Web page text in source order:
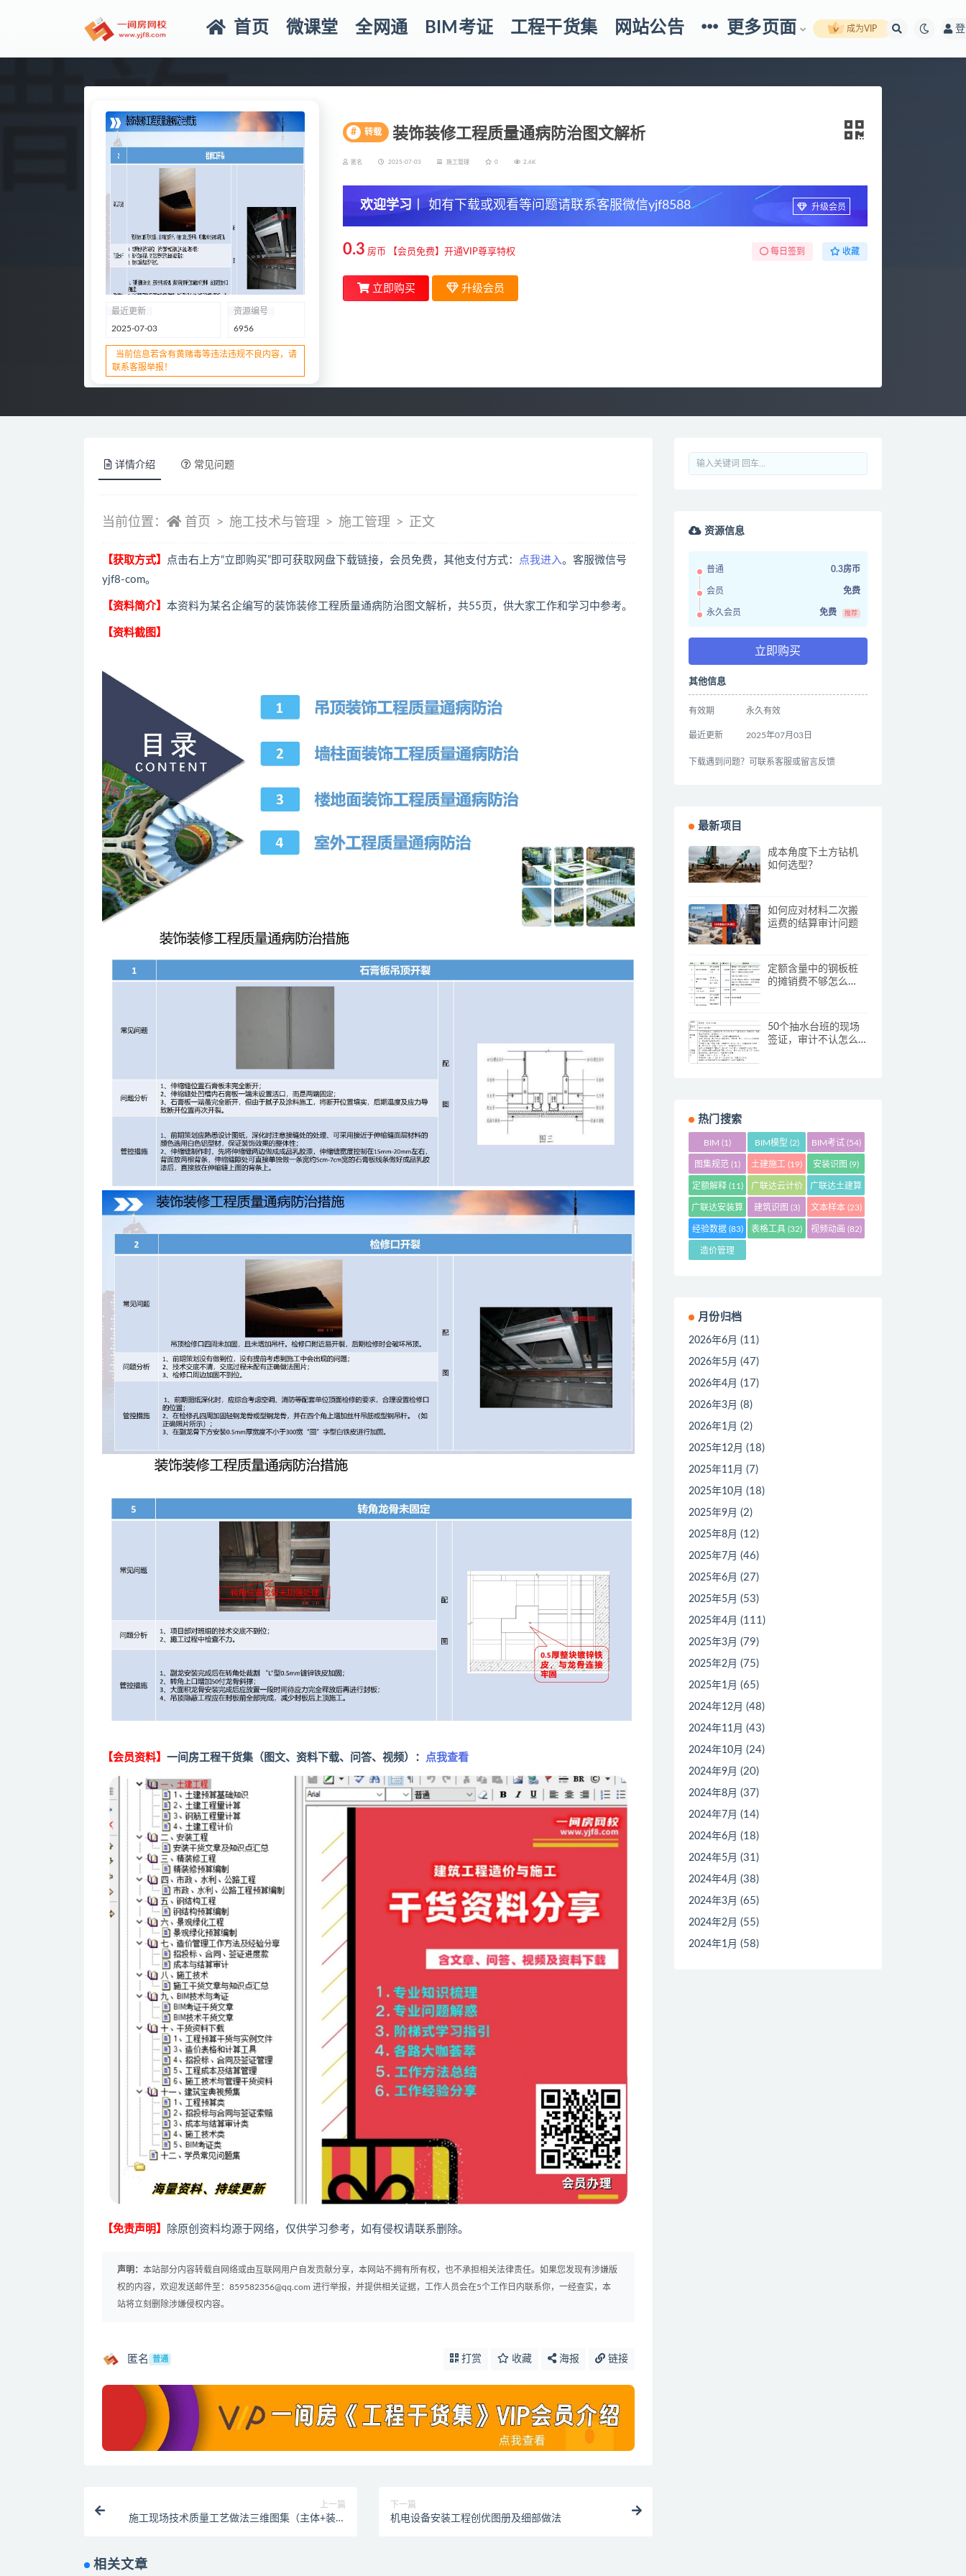
首页 微课堂 全网通 BIM考证 工程干货集 网站公告 更多页面 成为VIP
最近更新
2025-07-03
资源编号
6956
当前信息若含有黄赌毒等违法违规不良内容，请
联系客服举报！
# 转载 装饰装修工程质量通病防治图文解析
匿名 2025-07-03 施工管理 0 2.6K
欢迎学习 丨 如有下载或观看等问题请联系客服微信yjf8588 升级会员
0.3 房币 【会员免费】开通VIP尊享特权 每日签到 收藏
立即购买 升级会员
详情介绍 常见问题
当前位置： 首页 施工技术与管理 施工管理 正文
【获取方式】 点击右上方“立即购买”即可获取网盘下载链接，会员免费，其他支付方式： 点我进入。客服微信号
yjf8-com。
【资料简介】 本资料为某名企编写的装饰装修工程质量通病防治图文解析，共55页，供大家工作和学习中参考。
【资料截图】
【会员资料】 一间房工程干货集（图文、资料下载、问答、视频）： 点我查看
【免责声明】 除原创资料均源于网络，仅供学习参考，如有侵权请联系删除。
声明： 本站部分内容转载自网络或由互联网用户自发贡献分享，本网站不拥有所有权，也不承担相关法律责任。如果您发现有涉嫌版
权的内容，欢迎发送邮件至：859582356@qq.com 进行举报，并提供相关证据，工作人员会在5个工作日内联系你，一经查实，本
站将立刻删除涉嫌侵权内容。
匿名 普通 打赏 收藏 海报 链接
上一篇
施工现场技术质量工艺做法三维图集（主体+装饰
下一篇
机电设备安装工程创优图册及细部做法
相关文章
资源信息
普通 0.3房币
会员 免费
永久会员 免费 推荐
立即购买
其他信息
有效期 永久有效
最近更新 2025年07月03日
下载遇到问题？可联系客服或留言反馈
最新项目
成本角度下土方钻机
如何选型？
如何应对材料二次搬
运费的结算审计问题
定额含量中的钢板桩
的摊销费不够怎么
50个抽水台班的现场
签证，审计不认怎么
热门搜索
BIM (1) BIM模型 (2) BIM考试(54)
图集规范 (1) 土建施工 (19) 安装识图 (9)
定额解释(11) 广联达云计价
(6)
广联达土建算
量(29)
广联达安装算
量(3)
建筑识图 (3) 文本样本(23)
经验数据(83) 表格工具 (32) 视频动画 (82)
造价管理
月份归档
2026年6月 (11)
2026年5月 (47)
2026年4月 (17)
2026年3月 (8)
2026年1月 (2)
2025年12月 (18)
2025年11月 (7)
2025年10月 (18)
2025年9月 (2)
2025年8月 (12)
2025年7月 (46)
2025年6月 (27)
2025年5月 (53)
2025年4月 (111)
2025年3月 (79)
2025年2月 (75)
2025年1月 (65)
2024年12月 (48)
2024年11月 (43)
2024年10月 (24)
2024年9月 (20)
2024年8月 (37)
2024年7月 (14)
2024年6月 (18)
2024年5月 (31)
2024年4月 (38)
2024年3月 (65)
2024年2月 (55)
2024年1月 (58)
全部